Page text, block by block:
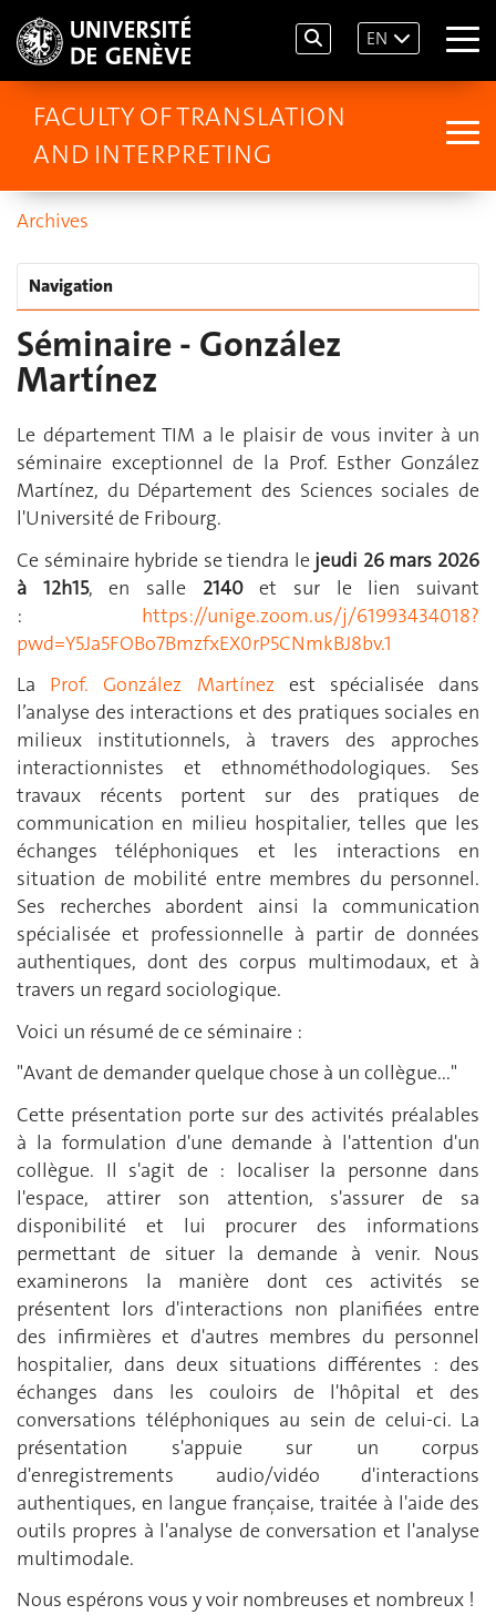
EN
FACULTY OF TRANSLATION
AND INTERPRETING
Archives
Navigation
Séminaire - González
Martínez
Le département TIM a le plaisir de vous inviter à un
séminaire exceptionnel de la Prof. Esther González
Martínez, du Département des Sciences sociales de
l'Université de Fribourg.
Ce séminaire hybride se tiendra le jeudi 26 mars 2026
à 12h15, en salle 2140et sur le lien suivant
: https://unige.zoom.us/j/61993434018?
pwd=Y5Ja5FOBo7BmzfxEX0rP5CNmkBJ8bv.1
La Prof. González Martínez est spécialisée dans
l’analyse des interactions et des pratiques sociales en
milieux institutionnels, à travers des approches
interactionnistes et ethnométhodologiques. Ses
travaux récents portent sur des pratiques de
communication en milieu hospitalier, telles que les
échanges téléphoniques et les interactions en
situation de mobilité entre membres du personnel.
Ses recherches abordent ainsi la communication
spécialisée et professionnelle à partir de données
authentiques, dont des corpus multimodaux, et à
travers un regard sociologique.
Voici un résumé de ce séminaire :
"Avant de demander quelque chose à un collègue..."
Cette présentation porte sur des activités préalables
à la formulation d'une demande à l'attention d'un
collègue. Il s'agit de : localiser la personne dans
l'espace, attirer son attention, s'assurer de sa
disponibilité et lui procurer des informations
permettant de situer la demande à venir. Nous
examinerons la manière dont ces activités se
présentent lors d'interactions non planifiées entre
des infirmières et d'autres membres du personnel
hospitalier, dans deux situations différentes : des
échanges dans les couloirs de l'hôpital et des
conversations téléphoniques au sein de celui-ci. La
présentation s'appuie sur un corpus
d'enregistrements audio/vidéo d'interactions
authentiques, en langue française, traitée à l'aide des
outils propres à l'analyse de conversation et l'analyse
multimodale.
Nous espérons vous y voir nombreuses et nombreux !